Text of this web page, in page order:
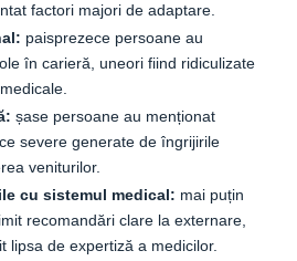
factori majori de adaptare.
paisprezece persoane au
în carieră, uneori fiind ridiculizate
șase persoane au menționat
severe generate de îngrijirile
veniturilor.
cu sistemul medical: mai puțin
recomandări clare la externare,
lipsa de expertiză a medicilor.